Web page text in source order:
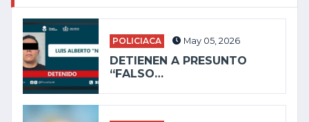
POLICIACA May 05, 2026
DETIENEN A PRESUNTO
“FALSO…